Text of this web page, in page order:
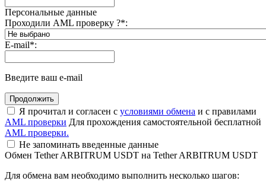
Персональные данные
Проходили AML проверку ?*:
E-mail*:
Введите ваш e-mail
Я прочитал и согласен с условиями обмена и с правилами
AML проверки Для прохождения самостоятельной бесплатной
AML проверки.
Не запоминать введенные данные
Обмен Tether ARBITRUM USDT на Tether ARBITRUM USDT
Для обмена вам необходимо выполнить несколько шагов: